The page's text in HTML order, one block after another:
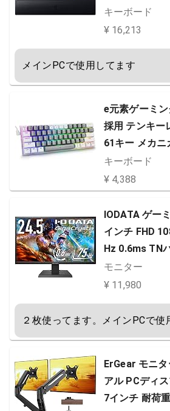
列 【日本正規
3-03540100-
キーボード
¥ 16,213
メインPCで使用してます
e元素ゲーミ
採用 テンキー
61キー メカニ
GB発光LEDバ
コンパクト設
応のゲーム/オ
(グレー+ホワ
キーボード
¥ 4,388
IODATA ゲー
インチ FHD
Hz 0.6ms TN
2/DisplayPort/
ーカー付/メー
モニター
¥ 11,980
２枚使ってます。メインPCで使
ErGear モニ
アル PCディ
7インチ 耐荷